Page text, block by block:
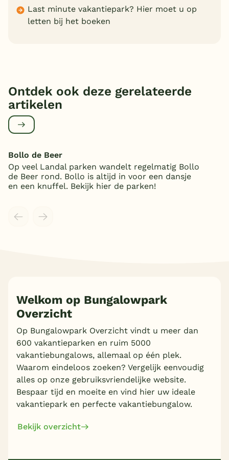
Meer inladen
Last minute vakantiepark? Hier moet u op
letten bij het boeken
Ontdek ook deze gerelateerde
artikelen
Bollo de Beer
Op veel Landal parken wandelt regelmatig Bollo
de Beer rond. Bollo is altijd in voor een dansje
en een knuffel. Bekijk hier de parken!
Welkom op Bungalowpark
Overzicht
Op Bungalowpark Overzicht vindt u meer dan
600 vakantieparken en ruim 5000
vakantiebungalows, allemaal op één plek.
Waarom eindeloos zoeken? Vergelijk eenvoudig
alles op onze gebruiksvriendelijke website.
Bespaar tijd en moeite en vind hier uw ideale
vakantiepark en perfecte vakantiebungalow.
Bekijk overzicht